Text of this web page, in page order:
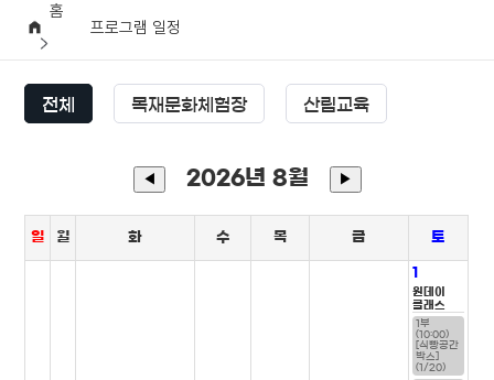
홈
프로그램 일정
전체 목재문화체험장 산림교육
◀ 2026년 8월 ▶
일 월 화 수 목 금 토
1
원데이
클래스
1부
(10:00)
[식빵공간
박스]
(1/20)